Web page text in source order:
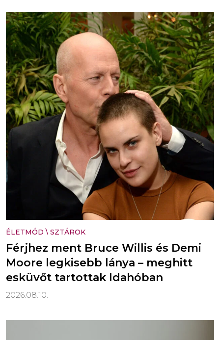
ÉLETMÓD \ SZTÁROK
Férjhez ment Bruce Willis és Demi
Moore legkisebb lánya – meghitt
esküvőt tartottak Idahóban
2026.08.10.